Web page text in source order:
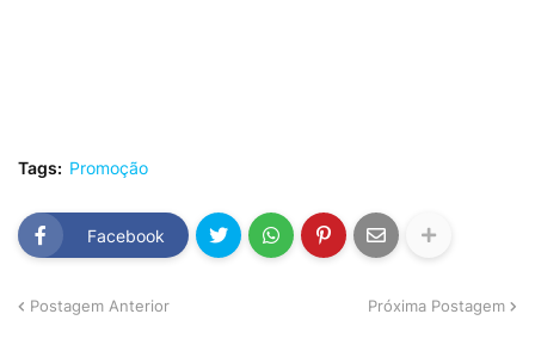
Tags: Promoção
Facebook
Postagem Anterior Próxima Postagem